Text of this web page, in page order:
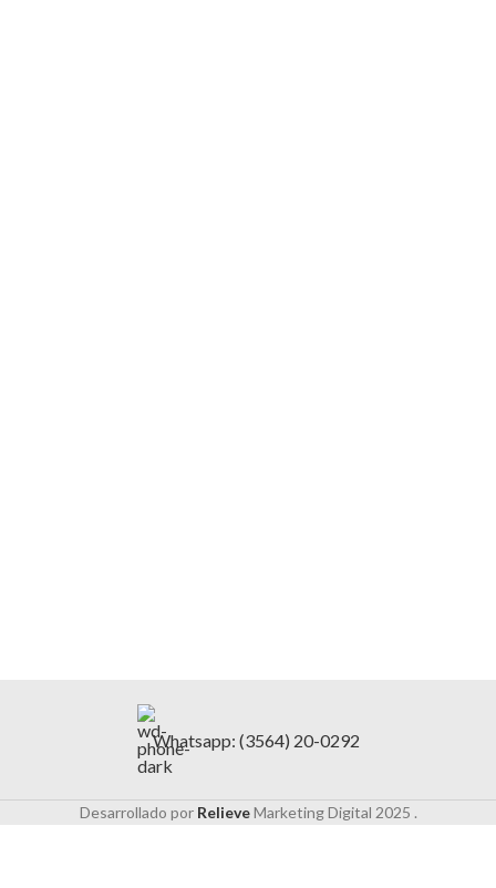
Whatsapp: (3564) 20-0292
Desarrollado por RelieveMarketing Digital 2025 .